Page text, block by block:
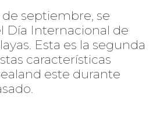
de septiembre, se
Día Internacional de
Esta es la segunda
características
este durante